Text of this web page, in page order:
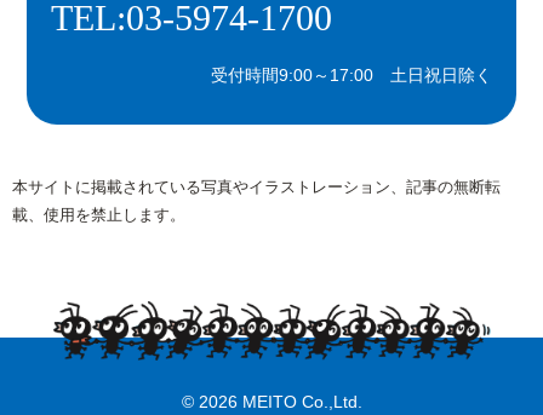
TEL:03-5974-1700
受付時間9:00～17:00 土日祝日除く
本サイトに掲載されている写真やイラストレーション、記事の無断転
載、使用を禁止します。
© 2026 MEITO Co.,Ltd.